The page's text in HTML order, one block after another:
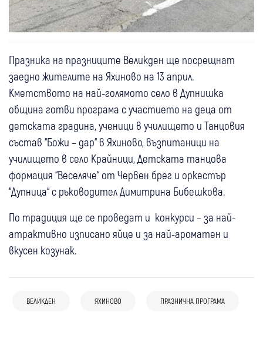
Празника на празниците Великден ще посрещнат
заедно жителите на Яхиново на 13 април.
Кметството на най-голямото село в Дупнишка
община готви програма с участието на деца от
детската градина, ученици в училището и Танцовия
състав “Божи – дар“ в Яхиново, възпитаници на
училището в село Крайници, Детската танцова
формация “Веселяче“ от Червен брег и оркестър
“Дупница“ с ръководител Димитрина Бибешкова.
По традиция ще се проведат и конкурси – за най-
атрактивно изписано яйце и за най-ароматен и
вкусен козунак.
ВЕЛИКДЕН ЯХИНОВО ПРАЗНИЧНА ПРОГРАМА
спорт и забавления за цялото семейство
С вълнение и гордост училището в
взема решение по заявление на брата на